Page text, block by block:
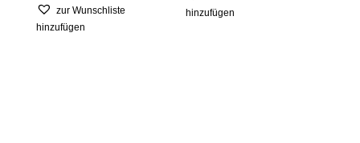
zur Wunschliste
hinzufügen
hinzufügen